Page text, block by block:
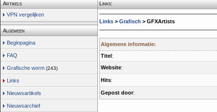
Artikels
VPN vergelijken
Algemeen
Beginpagina
FAQ
Grafische worm (243)
Links
Nieuwsartikels
Nieuwsarchief
Links:
Links > Grafisch > GFXArtists
Algemene informatie:
Titel:
Website:
Hits:
Gepost door: